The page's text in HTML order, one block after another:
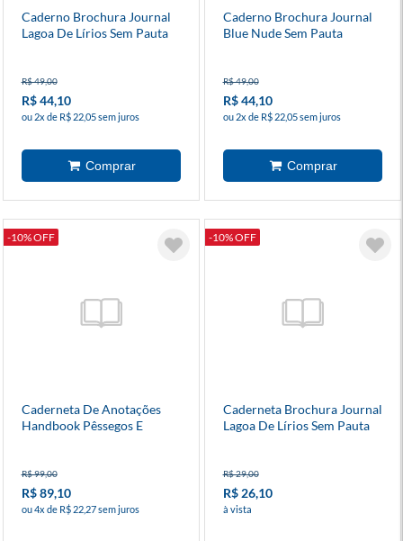
Caderno Brochura Journal
Lagoa De Lírios Sem Pauta
R$ 49,00
R$ 44,10
ou 2x de R$ 22,05 sem juros
Caderno Brochura Journal
Blue Nude Sem Pauta
R$ 49,00
R$ 44,10
ou 2x de R$ 22,05 sem juros
-10% OFF
Caderneta De Anotações
Handbook Pêssegos E
R$ 99,00
R$ 89,10
ou 4x de R$ 22,27 sem juros
-10% OFF
Caderneta Brochura Journal
Lagoa De Lírios Sem Pauta
R$ 29,00
R$ 26,10
à vista